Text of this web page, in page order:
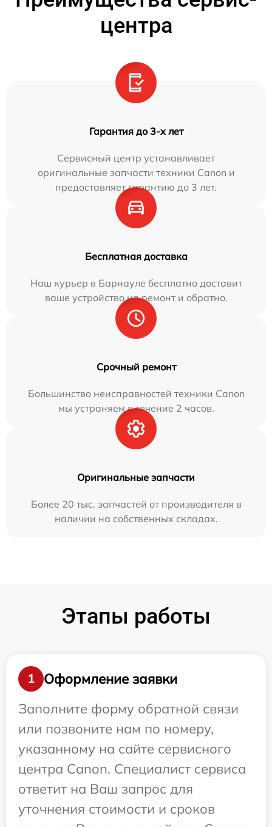
центра
Гарантия до 3-х лет
Сервисный центр устанавливает
оригинальные запчасти техники Canon и
предоставляет гарантию до 3 лет.
Бесплатная доставка
Наш курьер в Барнауле бесплатно доставит
ваше устройство на ремонт и обратно.
Срочный ремонт
Большинство неисправностей техники Canon
мы устраняем в течение 2 часов.
Оригинальные запчасти
Более 20 тыс. запчастей от производителя в
наличии на собственных складах.
Этапы работы
1
Оформление заявки
Заполните форму обратной связи
или позвоните нам по номеру,
указанному на сайте сервисного
центра Canon. Специалист сервиса
ответит на Ваш запрос для
уточнения стоимости и сроков